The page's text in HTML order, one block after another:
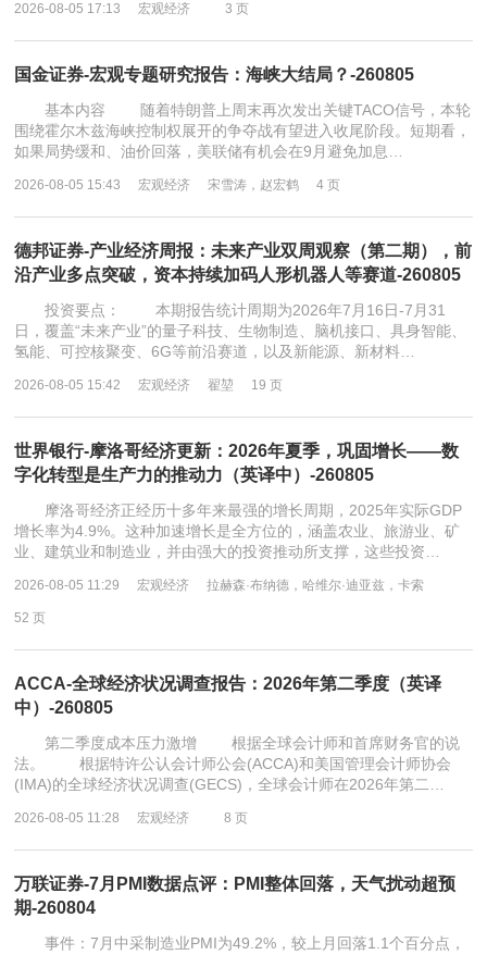
2026-08-05 17:13 宏观经济 3 页
国金证券-宏观专题研究报告：海峡大结局？-260805
基本内容 随着特朗普上周末再次发出关键TACO信号，本轮
围绕霍尔木兹海峡控制权展开的争夺战有望进入收尾阶段。短期看，
如果局势缓和、油价回落，美联储有机会在9月避免加息…
2026-08-05 15:43 宏观经济 宋雪涛，赵宏鹤 4 页
德邦证券-产业经济周报：未来产业双周观察（第二期），前
沿产业多点突破，资本持续加码人形机器人等赛道-260805
投资要点： 本期报告统计周期为2026年7月16日-7月31
日，覆盖“未来产业”的量子科技、生物制造、脑机接口、具身智能、
氢能、可控核聚变、6G等前沿赛道，以及新能源、新材料…
2026-08-05 15:42 宏观经济 翟堃 19 页
世界银行-摩洛哥经济更新：2026年夏季，巩固增长——数
字化转型是生产力的推动力（英译中）-260805
摩洛哥经济正经历十多年来最强的增长周期，2025年实际GDP
增长率为4.9%。这种加速增长是全方位的，涵盖农业、旅游业、矿
业、建筑业和制造业，并由强大的投资推动所支撑，这些投资…
2026-08-05 11:29 宏观经济 拉赫森·布纳德，哈维尔·迪亚兹，卡索
52 页
ACCA-全球经济状况调查报告：2026年第二季度（英译
中）-260805
第二季度成本压力激增 根据全球会计师和首席财务官的说
法。 根据特许公认会计师公会(ACCA)和美国管理会计师协会
(IMA)的全球经济状况调查(GECS)，全球会计师在2026年第二…
2026-08-05 11:28 宏观经济 8 页
万联证券-7月PMI数据点评：PMI整体回落，天气扰动超预
期-260804
事件：7月中采制造业PMI为49.2%，较上月回落1.1个百分点，